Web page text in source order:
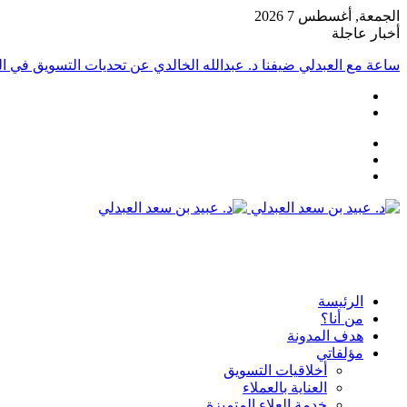
الجمعة, أغسطس 7 2026
أخبار عاجلة
ساعة مع العبدلي ضيفنا د. عبدالله الخالدي عن تحديات التسويق في
القائمة
الرئيسة
من أنا؟
هدف المدونة
مؤلفاتي
أخلاقيات التسويق
العناية بالعملاء